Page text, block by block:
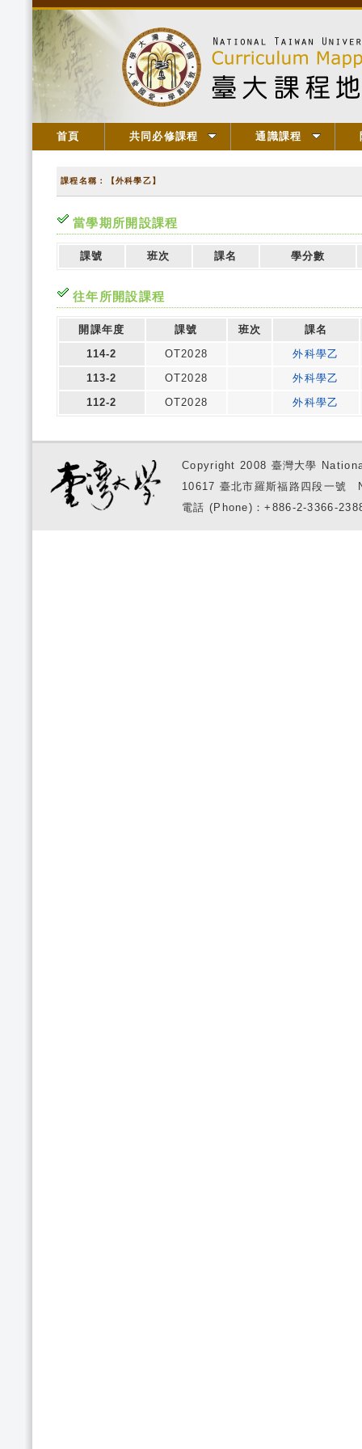
首頁 共同必修課程 通識課程
課程名稱：【外科學乙】
當學期所開設課程
課號 班次 課名 學分數
往年所開設課程
開課年度 課號 班次
課名
114-2
OT2028
外科學乙
113-2
OT2028
外科學乙
112-2
OT2028 外科學乙
Copyright 2008 臺灣大學
10617 臺北市羅斯福路四段一
電話 (Phone)：+886-2-3366-